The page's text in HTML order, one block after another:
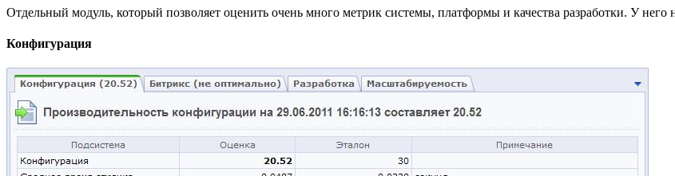
Отдельный модуль, который позволяет оценить очень много метрик системы, платформы и качества разработки. У него
Конфигурация